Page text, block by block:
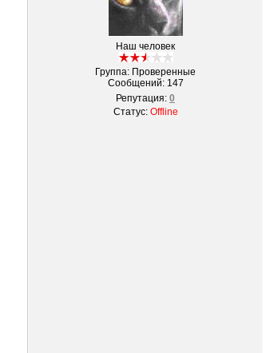
Наш человек
Группа: Проверенные
Сообщений: 147
Репутация: 0
Статус: Offline